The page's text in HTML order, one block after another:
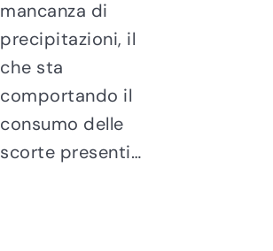
mancanza di
precipitazioni, il
che sta
comportando il
consumo delle
scorte presenti…